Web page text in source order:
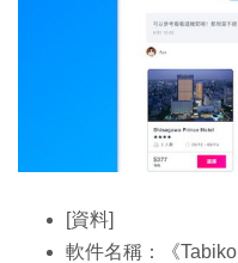
[資料]
軟件名稱：《Tabiko